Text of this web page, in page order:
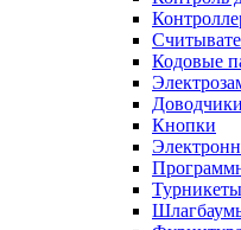
Кодовые
Доводчики
Кнопки
Турникеты